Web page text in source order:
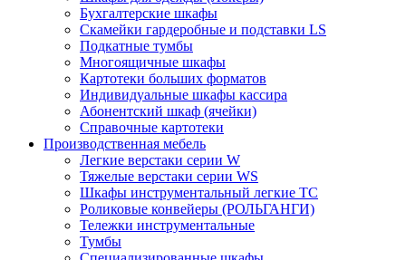
Бухгалтерские шкафы
Скамейки гардеробные и подставки LS
Подкатные тумбы
Многоящичные шкафы
Картотеки больших форматов
Индивидуальные шкафы кассира
Абонентский шкаф (ячейки)
Справочные картотеки
Производственная мебель
Легкие верстаки серии W
Тяжелые верстаки серии WS
Шкафы инструментальный легкие ТС
Роликовые конвейеры (РОЛЬГАНГИ)
Тележки инструментальные
Тумбы